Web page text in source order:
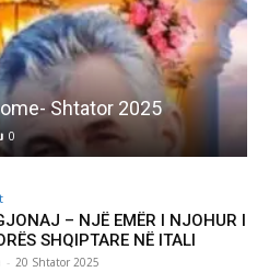
Shtator 2025
0
– NJË EMËR I NJOHUR I
SHQIPTARE NË ITALI
- 20 Shtator 2025